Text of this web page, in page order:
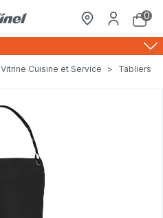
0
Vitrine Cuisine et Service > Tabliers